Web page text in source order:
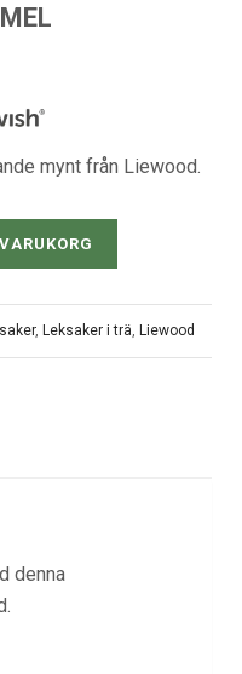
mynt från Liewood.
, Leksaker i trä, Liewood
denna